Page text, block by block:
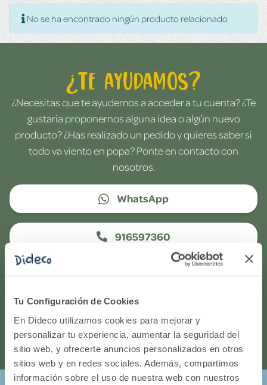
Tu Configuración de Cookies
En Dideco utilizamos cookies para mejorar y
personalizar tu experiencia, aumentar la seguridad del
sitio web, y ofrecerte anuncios personalizados en otros
sitios web y en redes sociales. Además, compartimos
información sobre el uso de nuestra web con nuestros
No se ha encontrado ningún producto relacionado
¿Te ayudamos?
¿Necesitas que te ayudemos a acceder a tu cuenta? ¿Te
gustaría proponernos alguna idea o algún nuevo
producto? ¿Has realizado un pedido y quieres saber si
todo va viento en popa? Ponte en contacto con
nosotros.
WhatsApp
916597360
Correo electrónico
Horario de atención telefónica: de Lunes a Viernes, de
9:00h a 17:00h.